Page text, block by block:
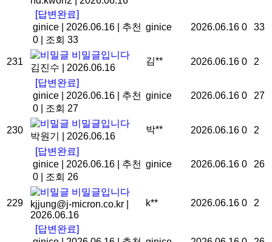
[답변완료]
ginice
2026.06.16
추천
0
조회 33
ginice 2026.06.16 0 33
231
비밀글입니다
김진수
2026.06.16
김** 2026.06.16 0 2
[답변완료]
ginice
2026.06.16
추천
0
조회 27
ginice 2026.06.16 0 27
230
비밀글입니다
박원기
2026.06.16
박** 2026.06.16 0 2
[답변완료]
ginice
2026.06.16
추천
0
조회 26
ginice 2026.06.16 0 26
229
비밀글입니다
kjjung@j-micron.co.kr
2026.06.16
k** 2026.06.16 0 2
[답변완료]